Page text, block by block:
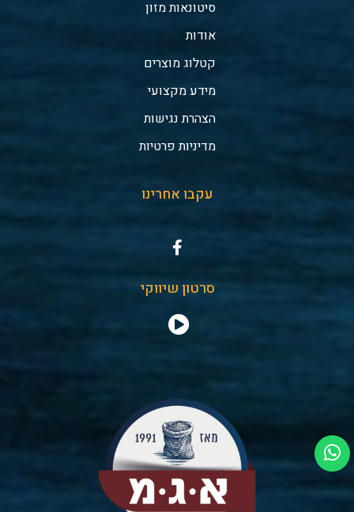
סיטונאות מזון
אודות
קטלוג מוצרים
מידע מקצועי
הצהרת נגישות
מדיניות פרטיות
עקבו אחרינו
סרטון שיווקי